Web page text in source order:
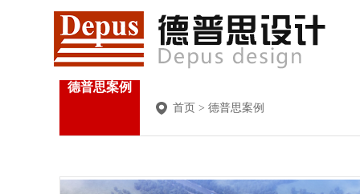
德普思案例
首页 > 德普思案例